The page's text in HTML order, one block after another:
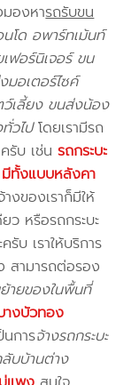
องหารถรับขน
โด อพาร์ทเม้นท์
ฟอร์นิเจอร์ ขน
อเตอร์ไซค์
เลี้ยง ขนส่งน้อง
วไปโดยเรามีรถ
ครับ เช่นรถกระบะ
ทั้งแบบหลังคา
งของเราก็มีให้
ว หรือรถกระบะ
บ เราให้บริการ
สามารถต่อรอง
ายของในพื้นที่
างบัวทอง
นการจ้างรถกระบะ
บบ้านต่าง